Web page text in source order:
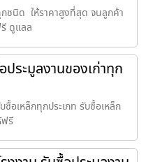
กชนิด ให้ราคาสูงที่สุด จนลูกค้า
ดูแลล
ประมูลงานของเก่าทุก
ซื้อเหล็กทุกประเภท รับซื้อเหล็ก
ฟรี